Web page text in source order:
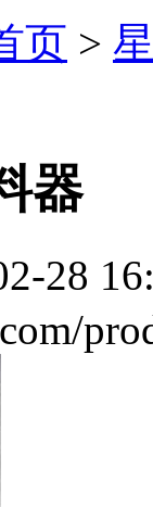
页 >
器
28